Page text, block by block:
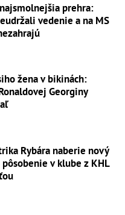
prehra:
vedenie a na MS
žena v bikinách:
Georginy
Rybára naberie nový
v klube z KHL